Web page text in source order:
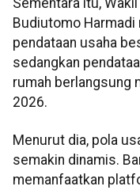
Sementara itu,
Budiutomo Harmadi
pendataan usaha
sedangkan
rumah berlangsung
2026.
Menurut dia, pola
semakin dinamis.
memanfaatkan